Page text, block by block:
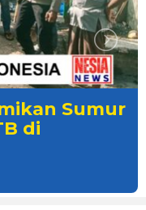
Sumur
di